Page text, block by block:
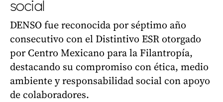
social
DENSO fue reconocida por séptimo año
consecutivo con el Distintivo ESR otorgado
por Centro Mexicano para la Filantropía,
destacando su compromiso con ética, medio
ambiente y responsabilidad social con apoyo
de colaboradores.